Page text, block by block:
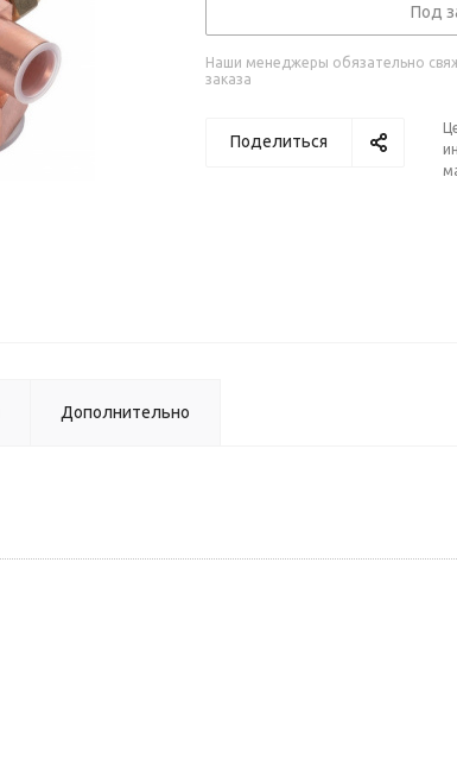
Под
Наши менеджеры обязательно
заказа
Поделиться
Дополнительно